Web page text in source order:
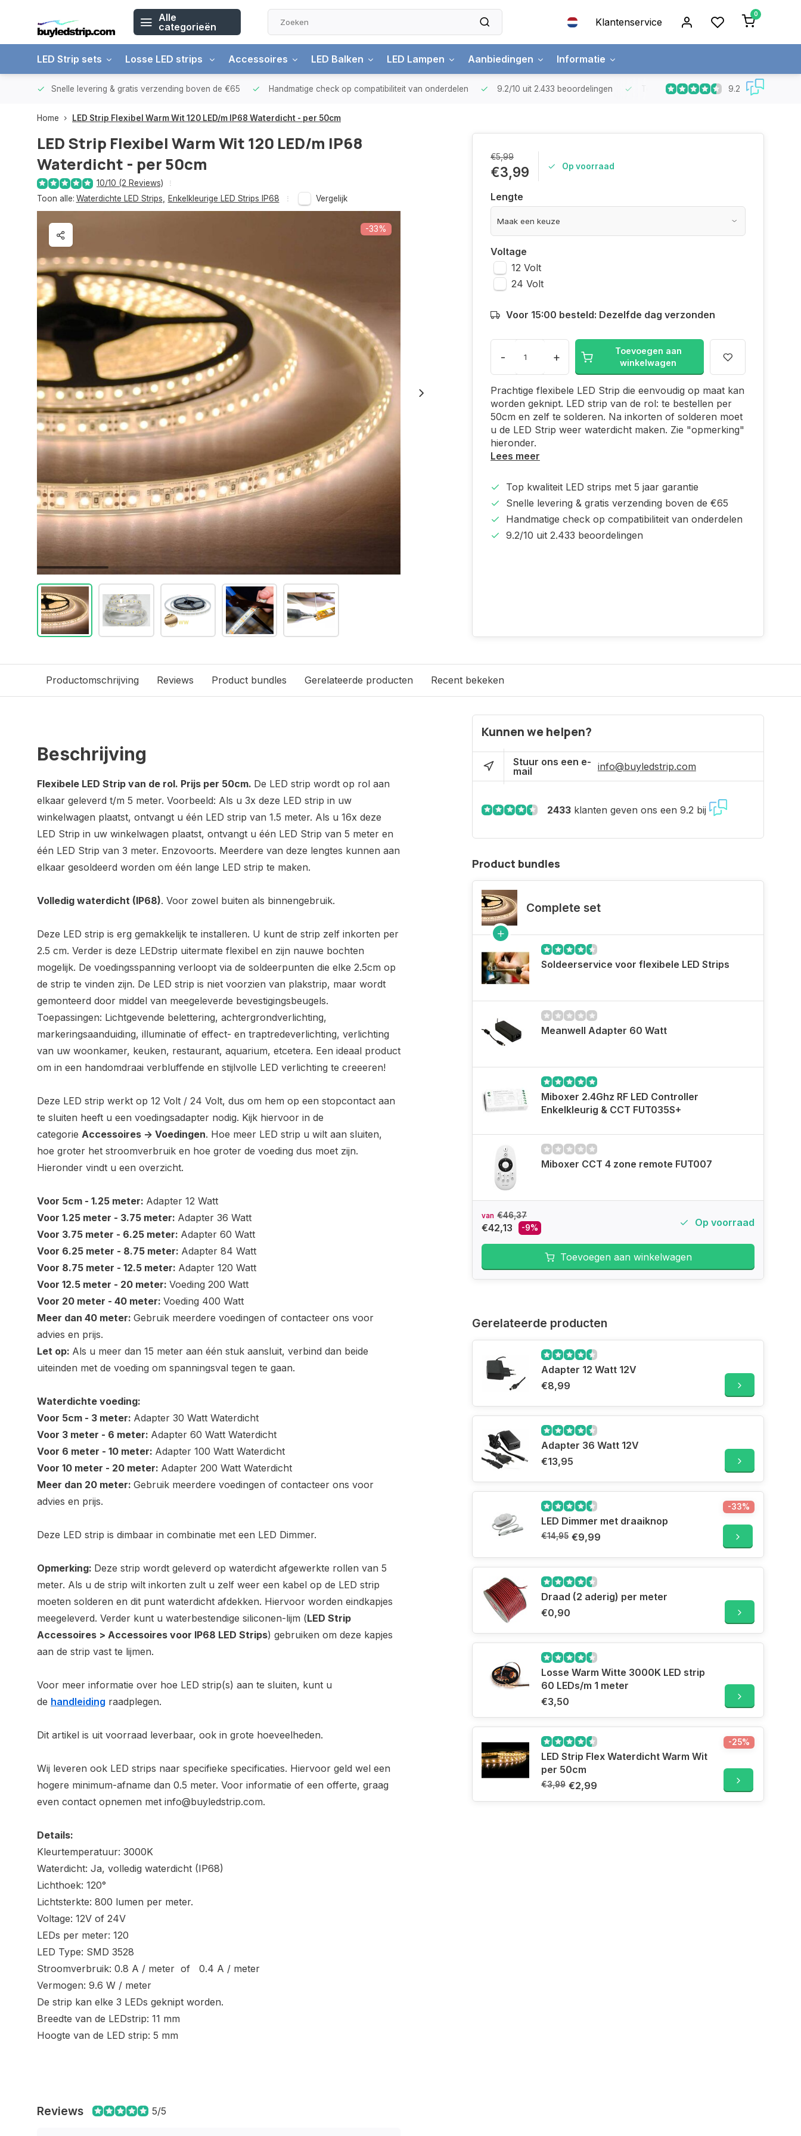
Alle
categorieën
Klantenservice
0
LED Strip sets Losse LED strips Accessoires LED Balken LED Lampen Aanbiedingen Informatie
Snelle levering & gratis verzending boven de €65 Handmatige check op compatibiliteit van onderdelen 9.2/10 uit 2.433 beoordelingen Top kwaliteit LED stripsmet 5 jaar
9.2
Home LED Strip Flexibel Warm Wit 120 LED/m IP68 Waterdicht - per 50cm
LED Strip Flexibel Warm Wit 120 LED/m IP68
Waterdicht - per 50cm
10/10 (2 Reviews)
Toon alle: Waterdichte LED Strips Enkelkleurige LED Strips IP68 Vergelijk
-33%
€5,99
€3,99 Op voorraad
Lengte
Voltage
12 Volt
24 Volt
Voor 15:00 besteld: Dezelfde dag verzonden
- +
Toevoegen aan
winkelwagen
Prachtige flexibele LED Strip die eenvoudig op maat kan
worden geknipt. LED strip van de rol: te bestellen per
50cm en zelf te solderen. Na inkorten of solderen moet
u de LED Strip weer waterdicht maken. Zie "opmerking"
hieronder.
Lees meer
Top kwaliteit LED strips met 5 jaar garantie
Snelle levering & gratis verzending boven de €65
Handmatige check op compatibiliteit van onderdelen
9.2/10 uit 2.433 beoordelingen
Productomschrijving Reviews Product bundles Gerelateerde producten Recent bekeken
Beschrijving
Flexibele LED Strip van de rol. Prijs per 50cm. De LED strip wordt op rol aan
elkaar geleverd t/m 5 meter. Voorbeeld: Als u 3x deze LED strip in uw
winkelwagen plaatst, ontvangt u één LED strip van 1.5 meter. Als u 16x deze
LED Strip in uw winkelwagen plaatst, ontvangt u één LED Strip van 5 meter en
één LED Strip van 3 meter. Enzovoorts. Meerdere van deze lengtes kunnen aan
elkaar gesoldeerd worden om één lange LED strip te maken.
Volledig waterdicht (IP68). Voor zowel buiten als binnengebruik.
Deze LED strip is erg gemakkelijk te installeren. U kunt de strip zelf inkorten per
2.5 cm. Verder is deze LEDstrip uitermate flexibel en zijn nauwe bochten
mogelijk. De voedingsspanning verloopt via de soldeerpunten die elke 2.5cm op
de strip te vinden zijn. De LED strip is niet voorzien van plakstrip, maar wordt
gemonteerd door middel van meegeleverde bevestigingsbeugels.
Toepassingen: Lichtgevende belettering, achtergrondverlichting,
markeringsaanduiding, illuminatie of effect- en traptredeverlichting, verlichting
van uw woonkamer, keuken, restaurant, aquarium, etcetera. Een ideaal product
om in een handomdraai verbluffende en stijlvolle LED verlichting te creeeren!
Deze LED strip werkt op 12 Volt / 24 Volt, dus om hem op een stopcontact aan
te sluiten heeft u een voedingsadapter nodig. Kijk hiervoor in de
categorie Accessoires -> Voedingen. Hoe meer LED strip u wilt aan sluiten,
hoe groter het stroomverbruik en hoe groter de voeding dus moet zijn.
Hieronder vindt u een overzicht.
Voor 5cm - 1.25 meter: Adapter 12 Watt
Voor 1.25 meter - 3.75 meter: Adapter 36 Watt
Voor 3.75 meter - 6.25 meter: Adapter 60 Watt
Voor 6.25 meter - 8.75 meter: Adapter 84 Watt
Voor 8.75 meter - 12.5 meter: Adapter 120 Watt
Voor 12.5 meter - 20 meter: Voeding 200 Watt
Voor 20 meter - 40 meter: Voeding 400 Watt
Meer dan 40 meter: Gebruik meerdere voedingen of contacteer ons voor
advies en prijs.
Let op: Als u meer dan 15 meter aan één stuk aansluit, verbind dan beide
uiteinden met de voeding om spanningsval tegen te gaan.
Waterdichte voeding:
Voor 5cm - 3 meter: Adapter 30 Watt Waterdicht
Voor 3 meter - 6 meter: Adapter 60 Watt Waterdicht
Voor 6 meter - 10 meter: Adapter 100 Watt Waterdicht
Voor 10 meter - 20 meter: Adapter 200 Watt Waterdicht
Meer dan 20 meter: Gebruik meerdere voedingen of contacteer ons voor
advies en prijs.
Deze LED strip is dimbaar in combinatie met een LED Dimmer.
Opmerking: Deze strip wordt geleverd op waterdicht afgewerkte rollen van 5
meter. Als u de strip wilt inkorten zult u zelf weer een kabel op de LED strip
moeten solderen en dit punt waterdicht afdekken. Hiervoor worden eindkapjes
meegeleverd. Verder kunt u waterbestendige siliconen-lijm (LED Strip
Accessoires > Accessoires voor IP68 LED Strips) gebruiken om deze kapjes
aan de strip vast te lijmen.
Voor meer informatie over hoe LED strip(s) aan te sluiten, kunt u
de handleiding raadplegen.
Dit artikel is uit voorraad leverbaar, ook in grote hoeveelheden.
Wij leveren ook LED strips naar specifieke specificaties. Hiervoor geld wel een
hogere minimum-afname dan 0.5 meter. Voor informatie of een offerte, graag
even contact opnemen met info@buyledstrip.com.
Details:
Kleurtemperatuur: 3000K
Waterdicht: Ja, volledig waterdicht (IP68)
Lichthoek: 120°
Lichtsterkte: 800 lumen per meter.
Voltage: 12V of 24V
LEDs per meter: 120
LED Type: SMD 3528
Stroomverbruik: 0.8 A / meter of 0.4 A / meter
Vermogen: 9.6 W / meter
De strip kan elke 3 LEDs geknipt worden.
Breedte van de LEDstrip: 11 mm
Hoogte van de LED strip: 5 mm
Reviews 5/5
Kunnen we helpen?
Stuur ons een e-
mail
info@buyledstrip.com
2433 klanten geven ons een 9.2 bij
Product bundles
Complete set
Soldeerservice voor flexibele LED Strips
Meanwell Adapter 60 Watt
Miboxer 2.4Ghz RF LED Controller
Enkelkleurig & CCT FUT035S+
Miboxer CCT 4 zone remote FUT007
van €46,37
€42,13 -9% Op voorraad
Toevoegen aan winkelwagen
Gerelateerde producten
Adapter 12 Watt 12V
€8,99
Adapter 36 Watt 12V
€13,95
LED Dimmer met draaiknop
€14,95 €9,99
-33%
Draad (2 aderig) per meter
€0,90
Losse Warm Witte 3000K LED strip
60 LEDs/m 1 meter
€3,50
LED Strip Flex Waterdicht Warm Wit
per 50cm
€3,99 €2,99
-25%